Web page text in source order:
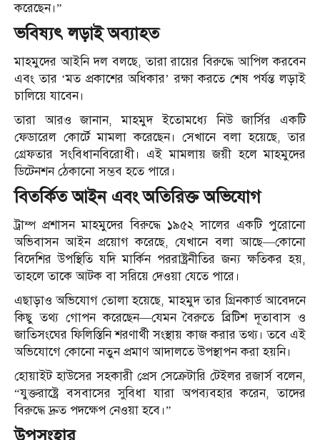
করেছেন।”
ভবিষ্যৎ লড়াই অব্যাহত
মাহমুদের আইনি দল বলছে, তারা রায়ের বিরুদ্ধে আপিল করবেন
এবং তার ‘মত প্রকাশের অধিকার’ রক্ষা করতে শেষ পর্যন্ত লড়াই
চালিয়ে যাবেন।
তারা আরও জানান, মাহমুদ ইতোমধ্যে নিউ জার্সির একটি
ফেডারেল কোর্টে মামলা করেছেন। সেখানে বলা হয়েছে, তার
গ্রেফতার সংবিধানবিরোধী। এই মামলায় জয়ী হলে মাহমুদের
ডিটেনশন ঠেকানো সম্ভব হতে পারে।
বিতর্কিত আইন এবং অতিরিক্ত অভিযোগ
ট্রাম্প প্রশাসন মাহমুদের বিরুদ্ধে ১৯৫২ সালের একটি পুরোনো
অভিবাসন আইন প্রয়োগ করেছে, যেখানে বলা আছে—কোনো
বিদেশির উপস্থিতি যদি মার্কিন পররাষ্ট্রনীতির জন্য ক্ষতিকর হয়,
তাহলে তাকে আটক বা সরিয়ে দেওয়া যেতে পারে।
এছাড়াও অভিযোগ তোলা হয়েছে, মাহমুদ তার গ্রিনকার্ড আবেদনে
কিছু তথ্য গোপন করেছেন—যেমন বৈরুতে ব্রিটিশ দূতাবাস ও
জাতিসংঘের ফিলিস্তিনি শরণার্থী সংস্থায় কাজ করার তথ্য। তবে এই
অভিযোগে কোনো নতুন প্রমাণ আদালতে উপস্থাপন করা হয়নি।
হোয়াইট হাউসের সহকারী প্রেস সেক্রেটারি টেইলর রজার্স বলেন,
“যুক্তরাষ্ট্রে বসবাসের সুবিধা যারা অপব্যবহার করেন, তাদের
বিরুদ্ধে দ্রুত পদক্ষেপ নেওয়া হবে।”